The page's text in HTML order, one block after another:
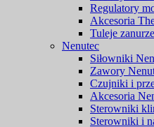
Regulatory
Akcesoria
Tuleje
Nenutec
Siłowniki
Zawory
Czujniki i
Akcesoria
Sterowniki
Sterowniki i